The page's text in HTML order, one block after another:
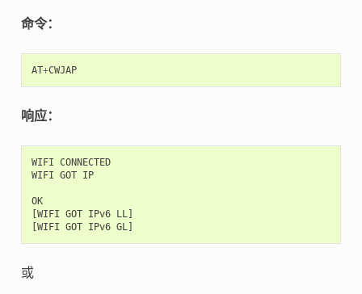
命令：
AT+CWJAP
响应：
WIFI CONNECTED
WIFI GOT IP
OK
[WIFI GOT IPv6 LL]
[WIFI GOT IPv6 GL]
或